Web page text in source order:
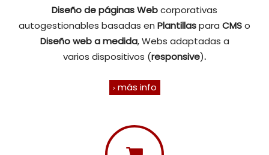
Diseño de páginas Webcorporativas
autogestionables basadas en Plantillaspara CMSo
Diseño web a medida, Webs adaptadas a
varios dispositivos (responsive).
más info